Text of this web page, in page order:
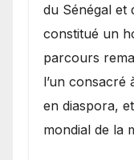
du Sénégal et
constitué un
parcours
l’un consacré
en diaspora,
mondial de la